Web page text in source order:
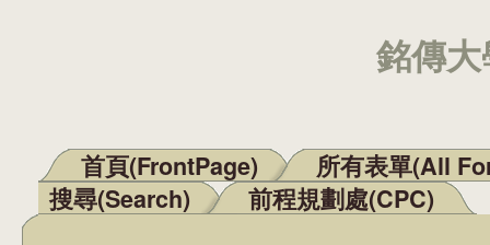
銘傳
主選單
首頁(FrontPage)
所有表單(All
搜尋(Search)
前程規劃處(CPC)